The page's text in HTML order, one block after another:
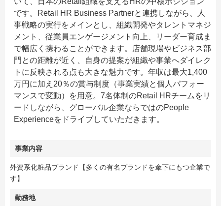
です。Retail HR Business Partnerと連携しながら、人
事戦略の実行をメインとし、組織開発やタレントマネジ
メント、従業員エンゲージメント向上、リーダー育成ま
で幅広く携わることができます。店舗現場やビジネス部
門との距離が近く、自身の提案が組織や事業へダイレク
トに反映される点も大きな魅力です。年収は最大1,400
万円に加え20％の賞与制度（事業実績と個人パフォー
マンスで変動）を用意。7名体制のRetail HRチームをリ
ードしながら、グローバル企業ならではのPeople
Experienceをドライブしていただきます。
事業内容
外資系化粧品ブランド【多くの有名ブランドを傘下にもつ企業で
す】
勤務地